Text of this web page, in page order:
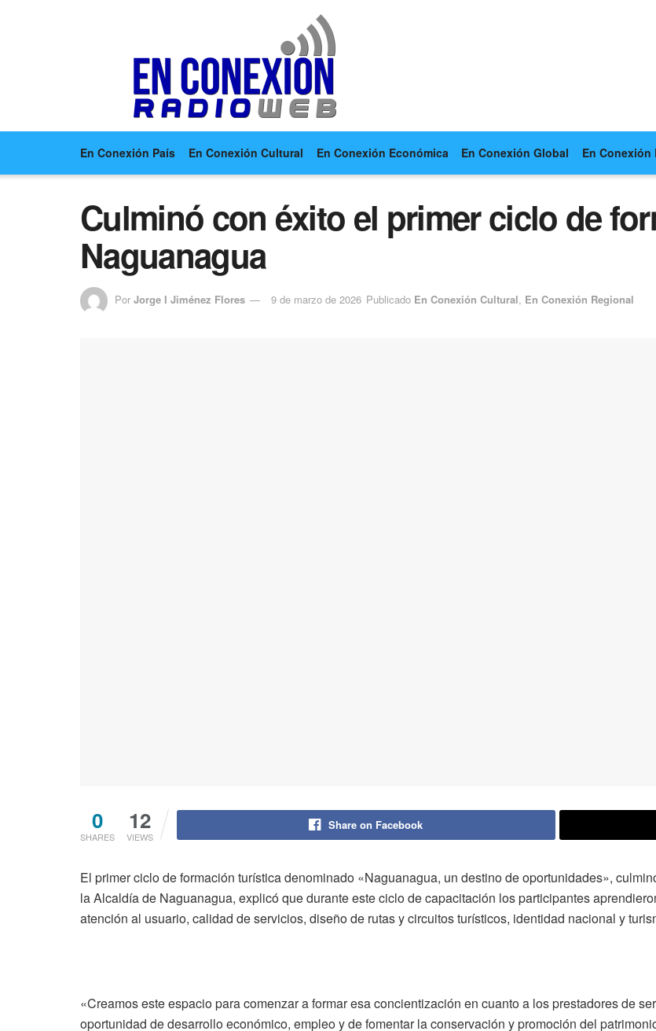
En Conexión País En Conexión Cultural En Conexión Económica En Conexión Global En Conexión
Culminó con éxito el primer ciclo de
Naguanagua
Por Jorge I Jiménez Flores 9 de marzo de 2026 Publicado En Conexión Cultural, En Conexión Regional
0
SHARES
12
VIEWS
Share on Facebook
El primer ciclo de formación turística denominado «Naguanagua, un destino de oportunidades»,
la Alcaldía de Naguanagua, explicó que durante este ciclo de capacitación los participantes
atención al usuario, calidad de servicios, diseño de rutas y circuitos turísticos, identidad nacional y
«Creamos este espacio para comenzar a formar esa concientización en cuanto a los prestadores de
oportunidad de desarrollo económico, empleo y de fomentar la conservación y promoción del